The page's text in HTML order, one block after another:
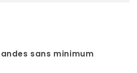
sans minimum